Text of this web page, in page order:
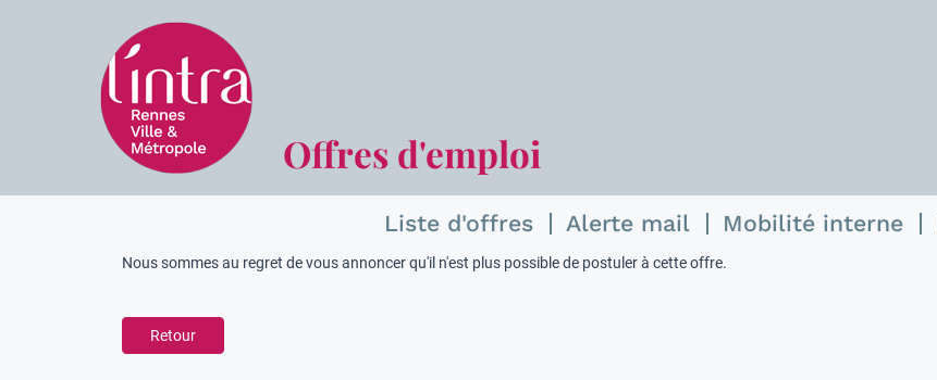
Offres d'emploi
Liste d'offres Alerte mail Mobilité interne
Nous sommes au regret de vous annoncer qu'il n'est plus possible de postuler à cette offre.
Retour